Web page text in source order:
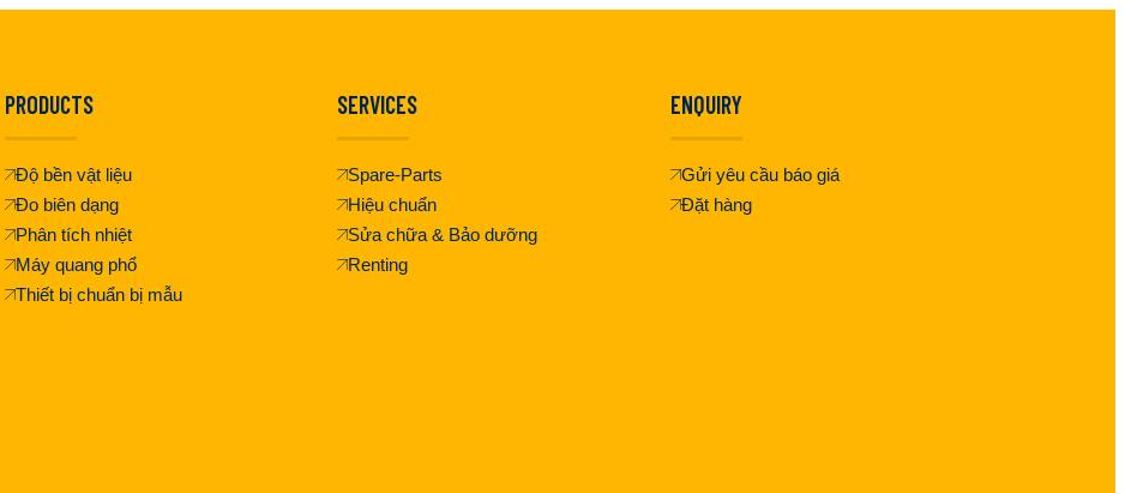
PRODUCTS
Độ bền vật liệu
Đo biên dạng
Phân tích nhiệt
Máy quang phổ
Thiết bị chuẩn bị mẫu
SERVICES
Spare-Parts
Hiệu chuẩn
Sửa chữa & Bảo dưỡng
Renting
ENQUIRY
Gửi yêu cầu báo giá
Đặt hàng